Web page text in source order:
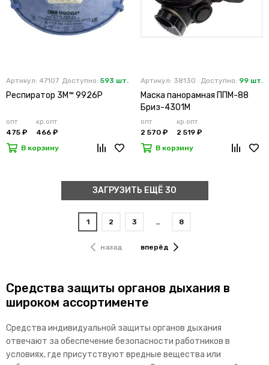
Артикул: 47107 Доступно: 593 шт.
Респиратор 3M™ 9926Р
опт
475 ₽
кр.опт
466 ₽
В корзину
Артикул: 38130 Доступно: 99 шт.
Маска панорамная ППМ-88
Бриз-4301М
опт
2 570 ₽
кр.опт
2 519 ₽
В корзину
ЗАГРУЗИТЬ ЕЩЁ 30
назад
1 2 3 … 8
вперёд
Средства защиты органов дыхания в
широком ассортименте
Средства индивидуальной защиты органов дыхания
отвечают за обеспечение безопасности работников в
условиях, где присутствуют вредные вещества или